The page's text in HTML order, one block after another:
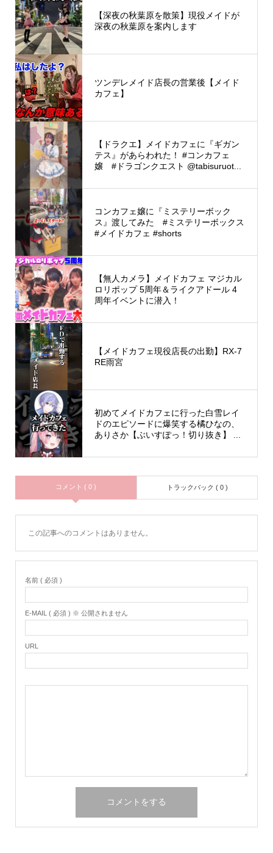
【深夜の秋葉原を散策】現役メイドが
深夜の秋葉原を案内します
ツンデレメイド店長の営業後【メイド
カフェ】
【ドラクエ】メイドカフェに『ギガン
テス』があらわれた！ #コンカフェ
嬢 #ドラゴンクエスト @tabisuruot...
コンカフェ嬢に『ミステリーボック
ス』渡してみた #ミステリーボックス
#メイドカフェ #shorts
【無人カメラ】メイドカフェ マジカル
ロリポップ 5周年＆ライクアドール 4
周年イベントに潜入！
【メイドカフェ現役店長の出勤】RX-7
RE雨宮
初めてメイドカフェに行った白雪レイ
ドのエピソードに爆笑する橘ひなの、
ありさか【ぶいすぽっ！切り抜き】 ...
コメント ( 0 ) トラックバック ( 0 )
この記事へのコメントはありません。
名前 ( 必須 )
E-MAIL ( 必須 ) ※ 公開されません
URL